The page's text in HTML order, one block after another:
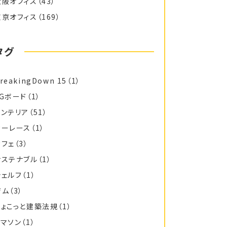
オフィス （169）
グ
15 （1）
ボード （1）
テリア （51）
レース （1）
ェ （3）
テナブル （1）
ルフ （1）
（3）
こっと建築法規 （1）
ソン （1）